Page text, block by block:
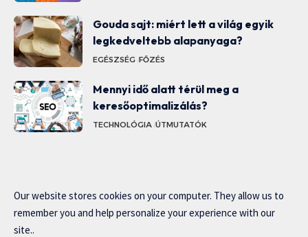
Gouda sajt: miért lett a világ egyik
legkedveltebb alapanyaga?
EGÉSZSÉG FŐZÉS
Mennyi idő alatt térül meg a
keresőoptimalizálás?
TECHNOLÓGIA ÚTMUTATÓK
Our website stores cookies on your computer. They allow us to
remember you and help personalize your experience with our
site..